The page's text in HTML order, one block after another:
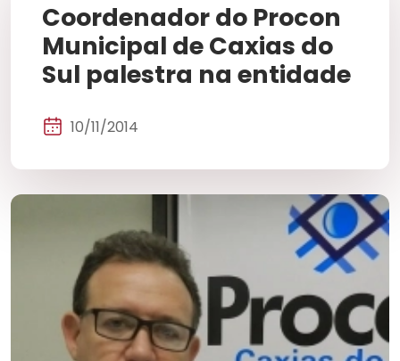
Coordenador do Procon
Municipal de Caxias do
Sul palestra na entidade
10/11/2014